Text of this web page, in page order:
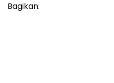
Bagikan: